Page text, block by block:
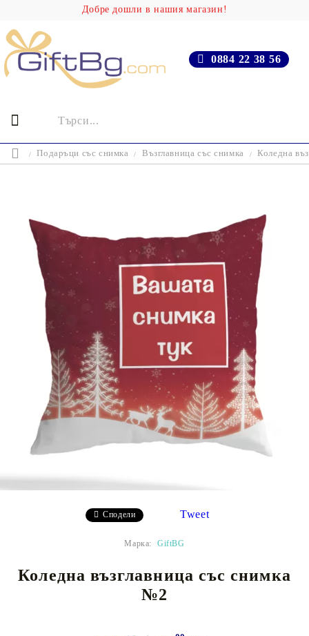
Добре дошли в нашия магазин!
0884 22 38 56
Подаръци със снимка Възглавница със снимка Коледна
Сподели Tweet
Марка: GiftBG
Коледна възглавница със снимка
№2